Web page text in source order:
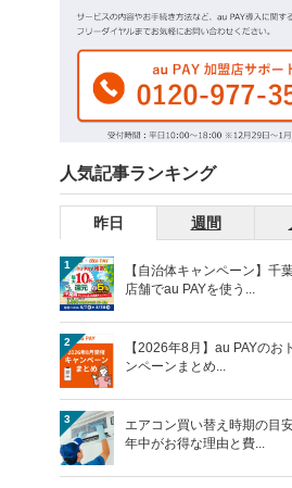
人気記事ランキング
昨日 週間
1
【自治体キャンペーン】千
店舗でau PAYを使う...
2
【2026年8月】au PAYのお
ンペーンまとめ...
3
エアコン買い替え時期の目
年中がお得な理由と費...